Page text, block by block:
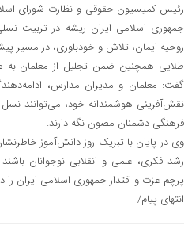
رئیس کمیسیون حقوقی و نظارت شورای
جمهوری اسلامی ایران ریشه در تربیت
روحیه ایمان، تلاش و خودباوری، در مسیر
طلایی همچنین ضمن تجلیل از معلمان به
گفت: معلمان و مدیران مدارس،
نقش‌آفرینی هوشمندانه خود، می‌توانند
فرهنگی دشمنان مصون نگه دارند.
وی در پایان با تبریک روز دانش‌آموز
رشد فکری، علمی و انقلابی نوجوانان
پرچم عزت و اقتدار جمهوری اسلامی ایران را
انتهای پیام/